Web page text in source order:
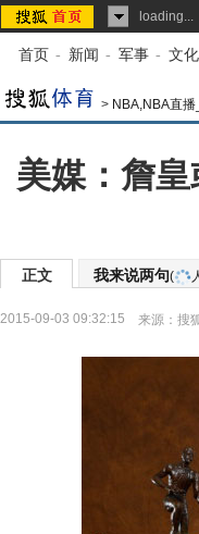
loading...
首页 - 新闻 - 军事 - 文化
> NBA,NBA直
美媒：詹
正文 我来说两句(
2015-09-03 09:32:15 来源： 搜